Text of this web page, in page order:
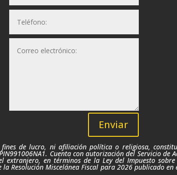
Enviar
de lucro, ni afiliación política o religiosa,
Cuenta con autorización del Servicio
extranjero, en términos de la Ley del Impuesto
Resolución Miscelánea Fiscal para 2026 publicado en